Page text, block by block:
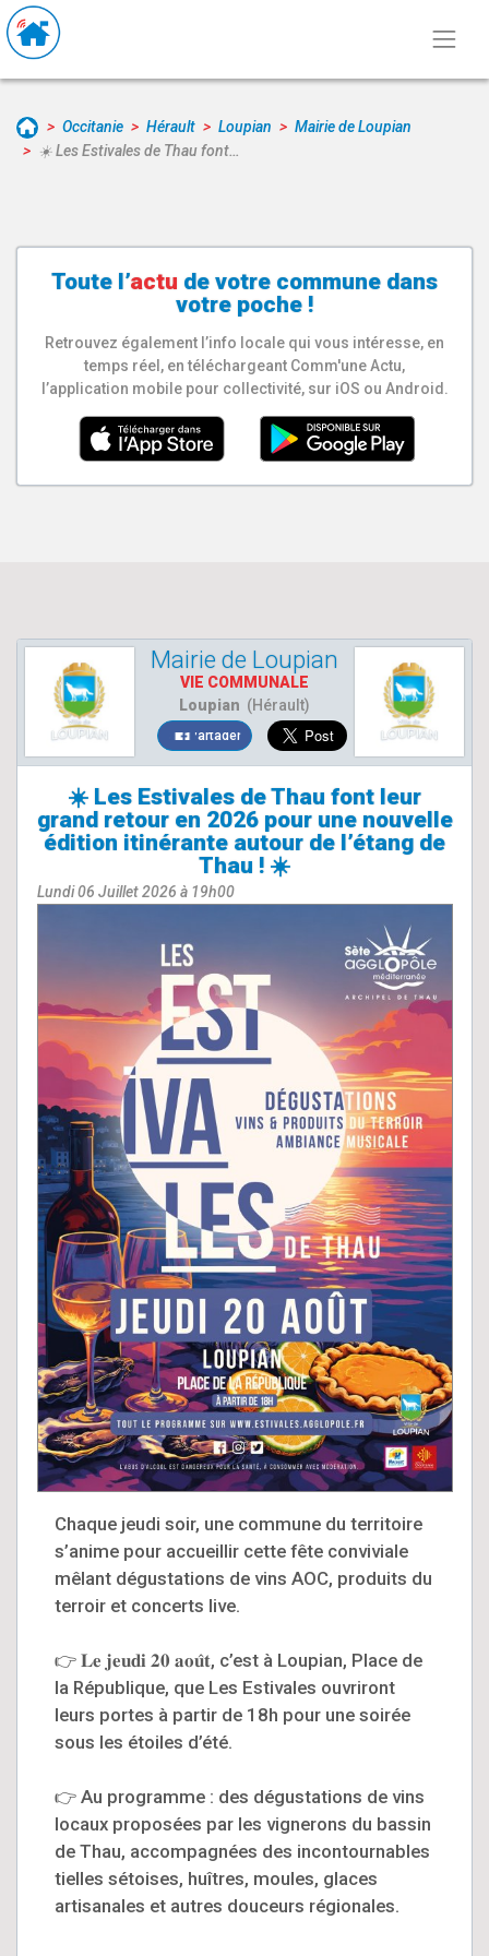
Occitanie Hérault Loupian
Mairie de Loupian
☀️ Les Estivales de Thau font…
Toute l’actu de votre commune dans
votre poche !
Retrouvez également l’info locale qui vous intéresse, en
temps réel, en téléchargeant Comm'une Actu,
l’application mobile pour collectivité, sur iOS ou Android.
Mairie de Loupian
VIE COMMUNALE
Loupian (Hérault)
Partager
☀️ Les Estivales de Thau font leur
grand retour en 2026 pour une nouvelle
édition itinérante autour de l’étang de
Thau ! ☀️
Lundi 06 Juillet 2026 à 19h00
Chaque jeudi soir, une commune du territoire
s’anime pour accueillir cette fête conviviale
mêlant dégustations de vins AOC, produits du
terroir et concerts live.
👉 𝐋𝐞 𝐣𝐞𝐮𝐝𝐢 𝟐𝟎 𝐚𝐨𝐮̂𝐭, c’est à Loupian, Place de
la République, que Les Estivales ouvriront
leurs portes à partir de 18h pour une soirée
sous les étoiles d’été.
👉 Au programme : des dégustations de vins
locaux proposées par les vignerons du bassin
de Thau, accompagnées des incontournables
tielles sétoises, huîtres, moules, glaces
artisanales et autres douceurs régionales.